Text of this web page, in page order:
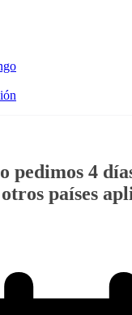
pedimos 4
países